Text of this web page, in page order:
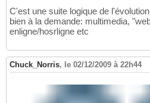
C'est une suite logique de
bien à la demande: multimedia,
enligne/hosrligne etc
Chuck_Norris, le 02/12/2009 à 22h44